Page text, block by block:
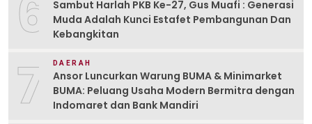
6
Sambut Harlah PKB Ke-27, Gus Muafi : Generasi
Muda Adalah Kunci Estafet Pembangunan Dan
Kebangkitan
7 DAERAH
Ansor Luncurkan Warung BUMA & Minimarket
BUMA: Peluang Usaha Modern Bermitra dengan
Indomaret dan Bank Mandiri